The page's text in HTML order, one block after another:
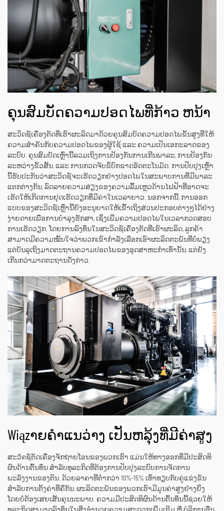
ຄຸນສົມບັດຄວາມປອດໄພທີ່ກ້າວ ຫນ້າ
ສະວິດຊ໌ເຄື່ອງຕັດທີ່ເຮົາຜະລິດມາດ້ວຍຄຸນສົມບັດຄວາມປອດໄພຂັ້ນສູງທີ່ໃຫ້
ຄວາມສຳຄັນກັບຄວາມປອດໄພຂອງຜູ້ໃຊ້ ແລະ ຄວາມເປັນເອກະລາດຂອງ
ລະບົບ. ຄຸນສົມບັດເຫຼົ່ານີ້ລວມເຖິງການປ້ອງກັນການເກີນພາລະ, ການປ້ອງກັນ
ລະຫວ່າງຂັ້ວສັ້ນ, ແລະ ການກວດຈັບຂໍ້ບົກຂາດອັດຕະໂນມັດ. ການປັບປຸງເຫຼົ່າ
ນີ້ຮັບປະກັນວ່າສະວິດຊ໌ຈະເຮັດວຽກຢ່າງປອດໄພໃນສະພາບການທີ່ມີພາລະ
ແຕກຕ່າງກັນ, ລົດລາຍຄວາມສ່ຽງຂອງຄວາມລົ້ມເຫຼວດ້ານໄຟຟ້າທີ່ອາດຈະ
ເຮັດໃຫ້ເກີດການຢຸດເຮັດວຽກທີ່ມີຄ່າໃນເວລາຍາວ. ນອກຈາກນີ້, ການອອກ
ແບບຂອງສະວິດຊ໌ເຫຼົ່ານີ້ຍັງອະນຸຍາດໃຫ້ເຂົ້າເຖິງສ່ວນປະກອບຕ່າງໆໄດ້ຢ່າງ
ງ່າຍດາຍເພື່ອການບໍາລຸງຮັກສາ, ເຊິ່ງເພີ່ມຄວາມປອດໄພໃນເວລາກວດສອບ
ການເຮັດວຽກ. ໂດຍການລົງທຶນໃນສະວິດຊ໌ເຄື່ອງຕັດທີ່ເຮົາຜະລິດ, ລູກຄ້າ
ສາມາດມີຄວາມໝັ້ນໃຈວ່າພວກເຂົາກຳລັງເລືອກເອົາຜະລິດຕະພັນທີ່ບໍ່ພຽງ
ແຕ່ບັນລຸເຖິງມາດຕະຖານຄວາມປອດໄພຂອງອຸດສາຫະກຳເທົ່ານັ້ນ, ແຕ່ຍັງ
ເກີນກວ່າມາດຕະຖານດັ່ງກ່າວ.
Wiązາຍຄຳແນວ່າງ ເປັນຫລຸ້ງທີ່ມີຄ່າສູງ
ສະວิตຊ໌ຕັດເຄື່ອງຈັກຖ່າຍໂອນຂອງພວກເຮົາ ແມ່ນໃຫ້ທາງອອກທີ່ມີປະສິດທິ
ຜົນດ້ານຕົ້ນທຶນ ສຳລັບທຸລະກິດທີ່ຕ້ອງການປັບປຸງລະບົບການຈັດການ
ພະລັງງານຂອງຕົນ. ດ້ວຍລາຄາທີ່ຕ່ຳກວ່າ 10%-15% ເທົ່າທຽບກັບຄູ່ແຂ່ງຂັນ
ສຳລັບການຕັ້ງຄ່າທີ່ຄືກັນ, ຜະລິດຕະພັນຂອງພວກເຮົາມີມູນຄ່າສູງຢ່າງຍິ່ງ
ໂດຍບໍ່ຕ້ອງເສຍເສັ້ນຄຸນນະພາບ. ຄວາມມີປະສິດທິຜົນດ້ານຕົ້ນທຶນນີ້ຊ່ວຍໃຫ້